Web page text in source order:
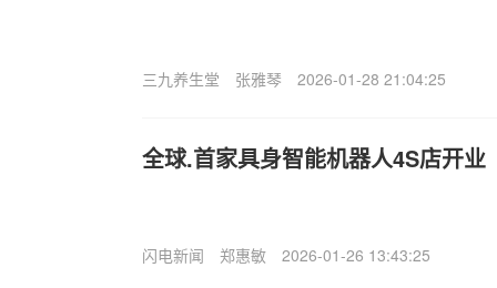
三九养生堂 张雅琴 2026-01-28 21:04:25
全球.首家具身智能机器人4S店开业
闪电新闻 郑惠敏 2026-01-26 13:43:25